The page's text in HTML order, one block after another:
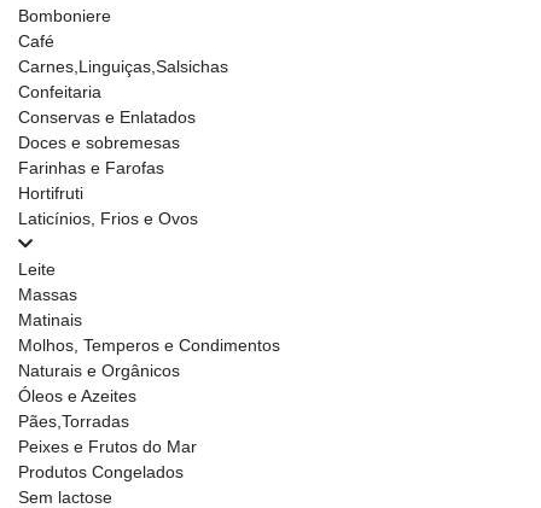
Bomboniere
Café
Carnes,Linguiças,Salsichas
Confeitaria
Conservas e Enlatados
Doces e sobremesas
Farinhas e Farofas
Hortifruti
Laticínios, Frios e Ovos
Leite
Massas
Matinais
Molhos, Temperos e Condimentos
Naturais e Orgânicos
Óleos e Azeites
Pães,Torradas
Peixes e Frutos do Mar
Produtos Congelados
Sem lactose